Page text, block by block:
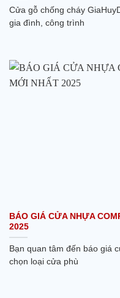
Cửa gỗ chống cháy
gia đình, công trình
BÁO GIÁ CỬA NHỰA
2025
Bạn quan tâm đến báo giá
chọn loại cửa phù